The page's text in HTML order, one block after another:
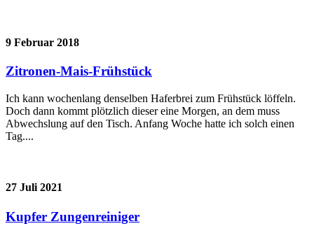
9 Februar 2018
Zitronen-Mais-Frühstück
Ich kann wochenlang denselben Haferbrei zum Frühstück löffeln.
Doch dann kommt plötzlich dieser eine Morgen, an dem muss
Abwechslung auf den Tisch. Anfang Woche hatte ich solch einen
Tag....
27 Juli 2021
Kupfer Zungenreiniger